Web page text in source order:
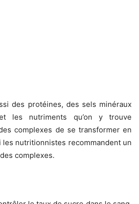
des protéines, des sels minéraux
les nutriments qu’on y trouve
complexes de se transformer en
les nutritionnistes recommandent un
complexes.